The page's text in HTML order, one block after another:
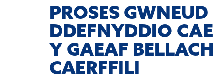
PROSES
DDEFNYDDIO
Y GAEAF
CAERFFILI